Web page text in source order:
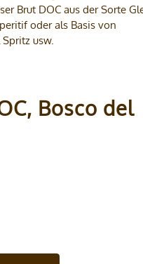
Brut DOC aus der Sorte
oder als Basis von
usw.
Bosco del